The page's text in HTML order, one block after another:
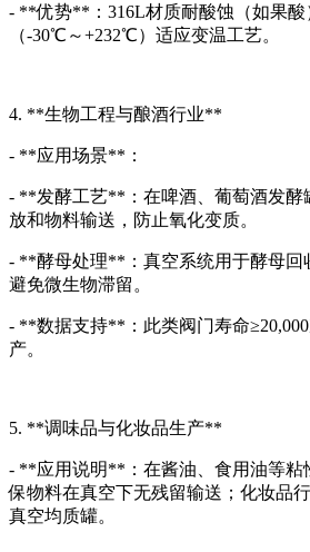
- **优势**：316L材质耐酸蚀（如果
（-30℃～+232℃）适应变温工艺。
4. **生物工程与酿酒行业**
- **应用场景**：
- **发酵工艺**：在啤酒、葡萄酒发酵
放和物料输送，防止氧化变质。
- **酵母处理**：真空系统用于酵母回
避免微生物滞留。
- **数据支持**：此类阀门寿命
产。
5. **调味品与化妆品生产**
- **应用说明**：在酱油、食用油等粘
保物料在真空下无残留输送；化妆品
真空均质罐。